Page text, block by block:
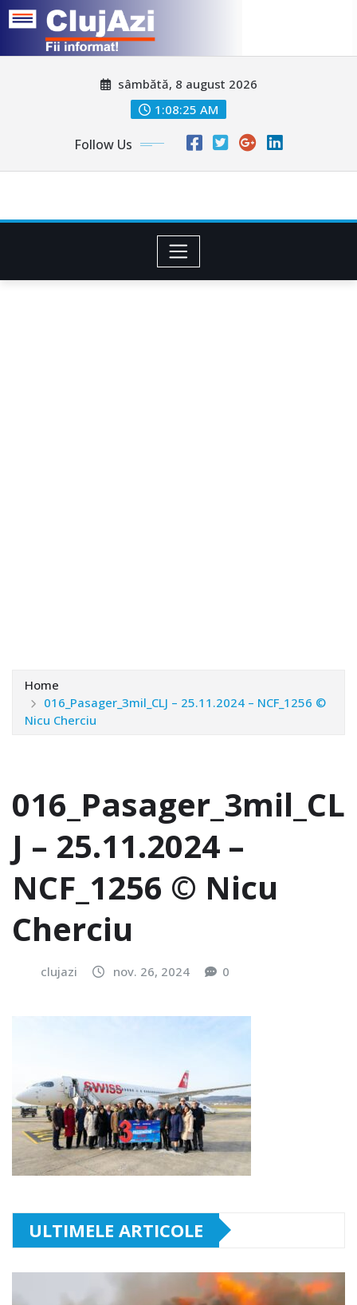
sâmbătă, 8 august 2026
1:08:27 AM
Follow Us
Home
016_Pasager_3mil_CLJ – 25.11.2024 – NCF_1256 ©
Nicu Cherciu
016_Pasager_3mil_CL
J – 25.11.2024 –
NCF_1256 © Nicu
Cherciu
clujazi nov. 26, 2024 0
ULTIMELE ARTICOLE